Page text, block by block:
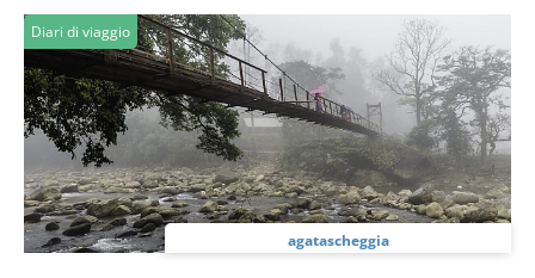
Diari di viaggio
agatascheggia